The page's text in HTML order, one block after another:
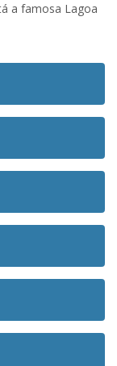
a famosa Lagoa